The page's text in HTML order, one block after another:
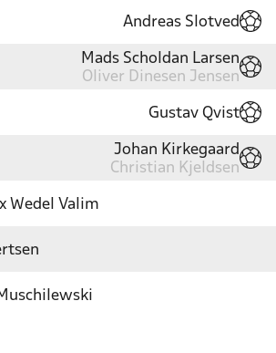
Andreas Slotved
Mads Scholdan Larsen
Oliver Dinesen Jensen
Gustav Qvist
Johan Kirkegaard
Christian Kjeldsen
Wedel Valim